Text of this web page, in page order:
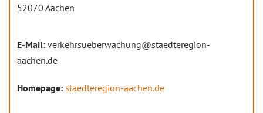
52070 Aachen
E-Mail: verkehrsueberwachung@staedteregion-
aachen.de
Homepage: staedteregion-aachen.de